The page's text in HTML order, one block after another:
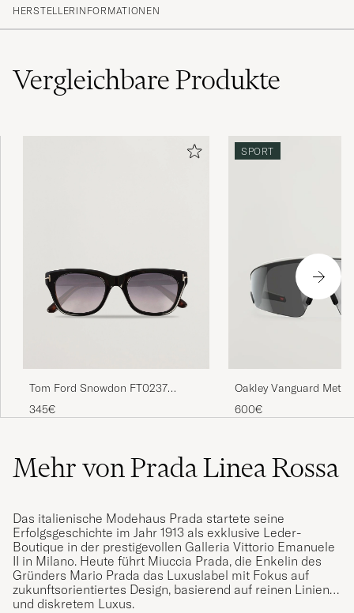
HERSTELLERINFORMATIONEN
VergleichbareProdukte
Tom Ford Snowdon FT0237
Sunglasses Black
345€
SPORT
Oakley Vanguard Meta
Sunglasses Black
600€
Mehr von Prada Linea Rossa
Das italienische Modehaus Prada startete seine
Erfolgsgeschichte im Jahr 1913 als exklusive Leder-
Boutique in der prestigevollen Galleria Vittorio Emanuele
II in Milano. Heute führt Miuccia Prada, die Enkelin des
Gründers Mario Prada das Luxuslabel mit Fokus auf
zukunftsorientiertes Design, basierend auf reinen Linien
und diskretem Luxus.